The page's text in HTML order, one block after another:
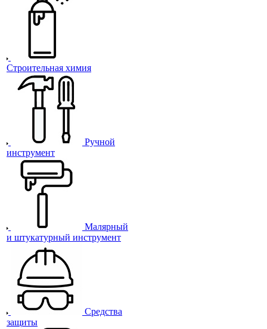
Строительная химия
Ручной
инструмент
Малярный
и штукатурный инструмент
Средства
защиты